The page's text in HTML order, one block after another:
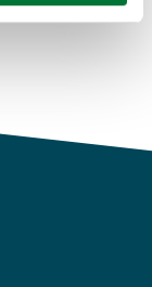
procesan sus
web con
y análisis